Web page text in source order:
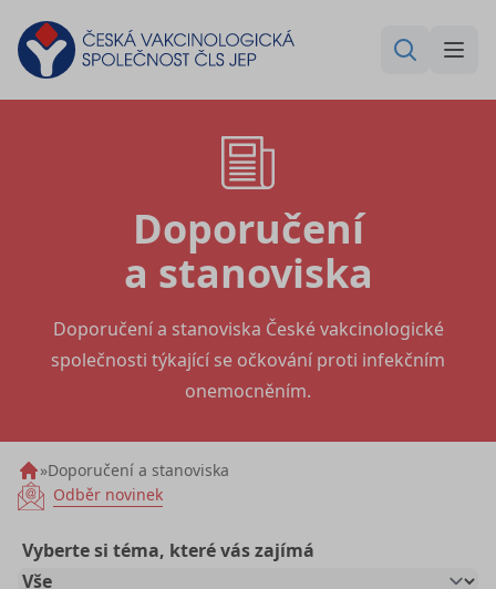
Doporučení
a stanoviska
Doporučení a stanoviska České vakcinologické
společnosti týkající se očkování proti infekčním
onemocněním.
»Doporučení a stanoviska
Odběr novinek
Vyberte si téma, které vás zajímá